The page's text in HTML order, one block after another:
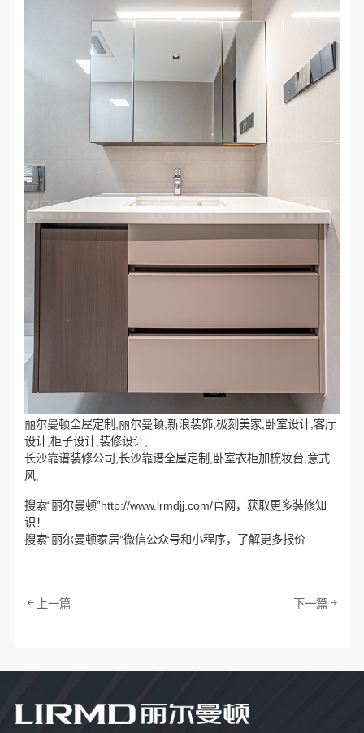
丽尔曼顿全屋定制,丽尔曼顿,新浪装饰,极刻美家,卧室设计,客厅
设计,柜子设计,装修设计,
长沙靠谱装修公司,长沙靠谱全屋定制,卧室衣柜加梳妆台,意式
风,
搜索“丽尔曼顿”http://www.lrmdjj.com/官网，获取更多装修知
识！
搜索“丽尔曼顿家居”微信公众号和小程序，了解更多报价
上一篇 下一篇